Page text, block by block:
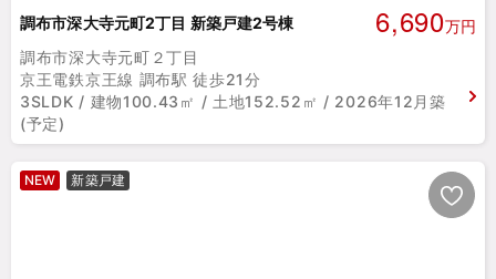
調布市深大寺元町2丁目 新築戸建2号棟 6,690万円
調布市深大寺元町２丁目
京王電鉄京王線 調布駅 徒歩21分
3SLDK / 建物100.43㎡ / 土地152.52㎡ / 2026年12月築
(予定)
NEW 新築戸建